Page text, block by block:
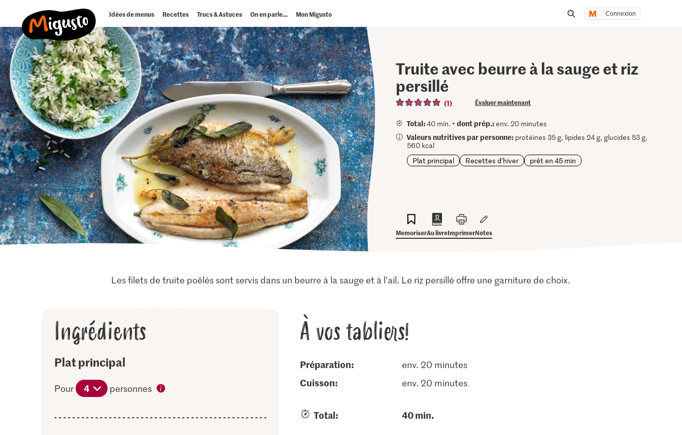
Idées de menus Recettes Trucs & Astuces On en parle… Mon Migusto Connexion
Truite avec beurre à la sauge et riz
persillé
(1) Évaluer maintenant
Total:40 min. •dont prép.:env. 20 minutes
Valeurs nutritives par personne: protéines 35 g, lipides 24 g, glucides 53 g,
560 kcal
Plat principal
Recettes d'hiver prêt en 45 min
MemoriserAu livreImprimerNotes
Les filets de truite poêlés sont servis dans un beurre à la sauge et à l’ail. Le riz persillé offre une garniture de choix.
Ingrédients
Plat principal
Pour 4 personnes
À vos tabliers!
Préparation: env. 20 minutes
cuisson: env. 20 minutes
Total: 40 min.